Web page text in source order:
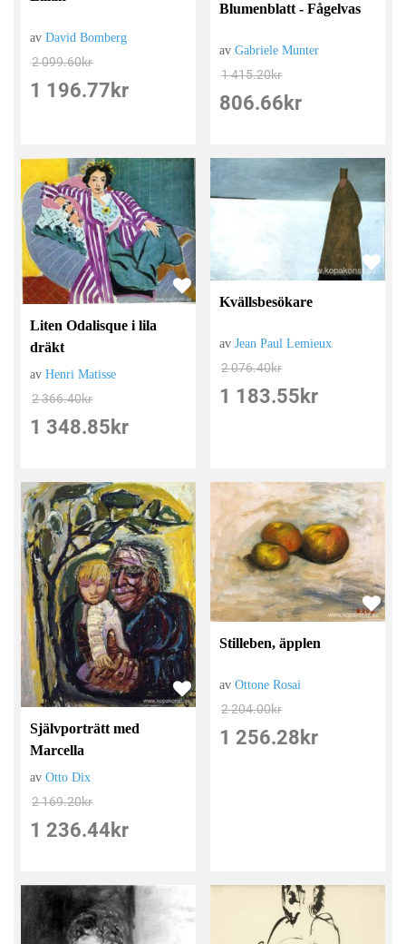
avDavid Bomberg
2 099.60kr
1 196.77 kr
Blumenblatt - Fågelvas
avGabriele Munter
1 415.20kr
806.66 kr
Liten Odalisque i lila
dräkt
avHenri Matisse
2 366.40kr
1 348.85 kr
Kvällsbesökare
avJean Paul Lemieux
2 076.40kr
1 183.55 kr
Självporträtt med
Marcella
avOtto Dix
2 169.20kr
1 236.44 kr
Stilleben, äpplen
avOttone Rosai
2 204.00kr
1 256.28 kr